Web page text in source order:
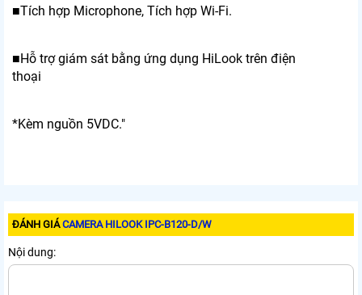
■Tích hợp Microphone, Tích hợp Wi-Fi.
■Hỗ trợ giám sát bằng ứng dụng HiLook trên điện
thoại
*Kèm nguồn 5VDC."
ĐÁNH GIÁCAMERA HILOOK IPC-B120-D/W
Nội dung: